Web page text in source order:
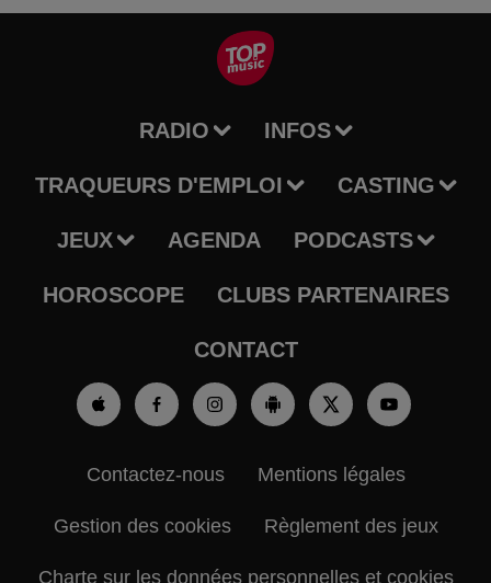
RADIO INFOS
TRAQUEURS D'EMPLOI CASTING
JEUX AGENDA PODCASTS
HOROSCOPE CLUBS PARTENAIRES
CONTACT
Contactez-nous Mentions légales
Gestion des cookies Règlement des jeux
Charte sur les données personnelles et cookies